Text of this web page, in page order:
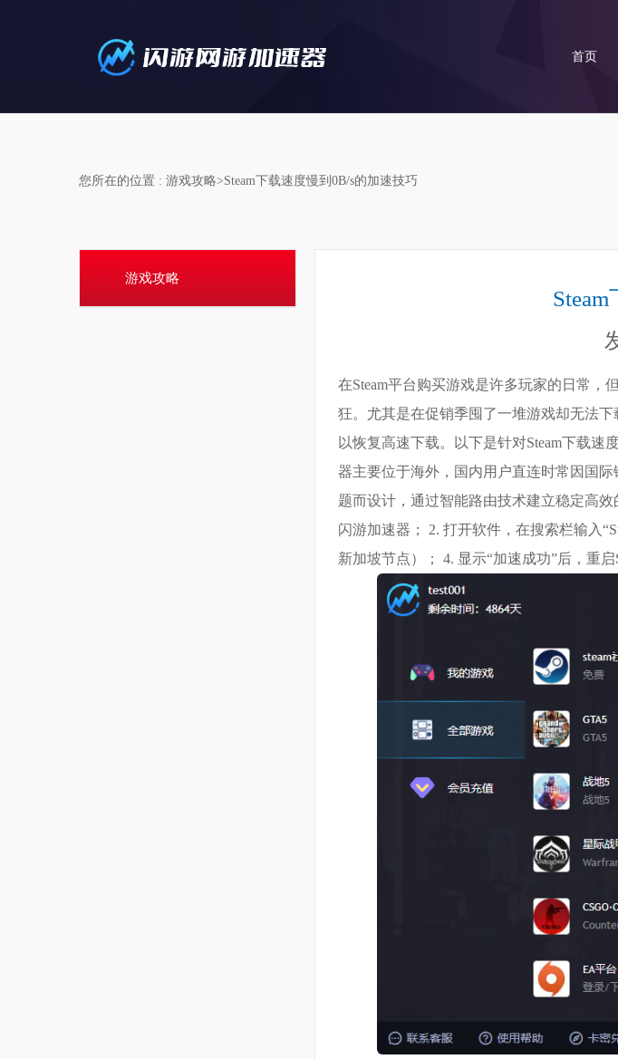
首页
您所在的位置 : 游戏攻略>Steam下载速度慢到0B/s的加速技巧
游戏攻略
在Steam平台购买游戏是许多玩家的日常，
狂。尤其是在促销季囤了一堆游戏却无法
以恢复高速下载。以下是针对Steam下载速
器主要位于海外，国内用户直连时常因国
题而设计，通过智能路由技术建立稳定高
闪游加速器； 2. 打开软件，在搜索栏输入
新加坡节点）； 4. 显示“加速成功”后，重启